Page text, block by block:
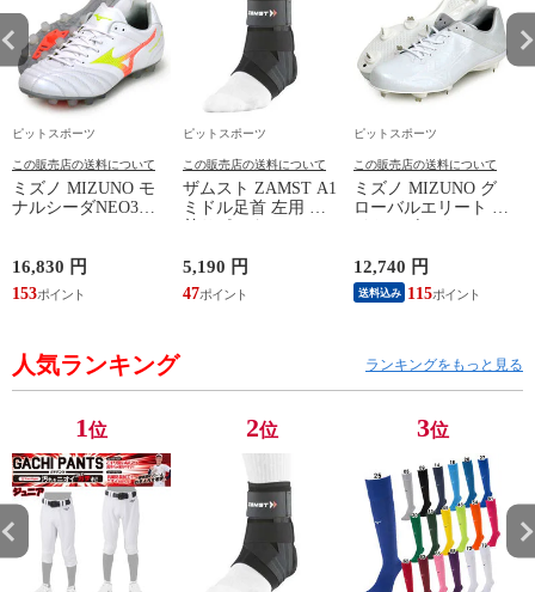
ピットスポーツ
この販売店の送料について
ミズノ MIZUNO モ
ナルシーダNEO3
カースパイク ワイド
26AW (P1GA262154)
16,830 円
153
ピットスポーツ
この販売店の送料について
ザムスト ZAMST A1
ミドル足首 左用 足
5,190 円
47
ピットスポーツ
この販売店の送料について
ミズノ MIZUNO グ
ローバルエリート ラ
白 シューズ 軽量
24SS (11GM241001)
12,740 円
送料込み 115
人気ランキング ランキングをもっと見る
1位 2位 3位